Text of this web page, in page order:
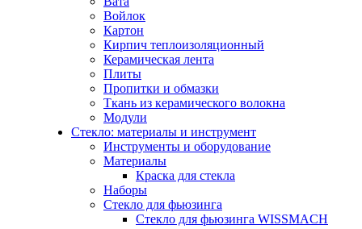
Войлок
Картон
Кирпич теплоизоляционный
Керамическая лента
Плиты
Пропитки и обмазки
Ткань из керамического волокна
Модули
Стекло: материалы и инструмент
Инструменты и оборудование
Материалы
Краска для стекла
Наборы
Стекло для фьюзинга
Стекло для фьюзинга WISSMACH